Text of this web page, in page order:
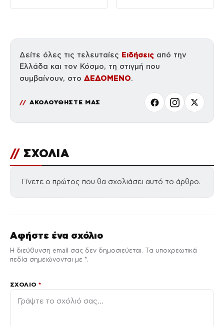
Δείτε όλες τις τελευταίες Ειδήσεις από την
Ελλάδα και τον Κόσμο, τη στιγμή που
συμβαίνουν, στο ΔΕΔΟΜΕΝΟ.
ΑΚΟΛΟΥΘΗΣΤΕ ΜΑΣ
// ΣΧΟΛΙΑ
Γίνετε ο πρώτος που θα σχολιάσει αυτό το άρθρο.
Αφήστε ένα σχόλιο
Η διεύθυνση email σας δεν δημοσιεύεται. Τα υποχρεωτικά
πεδία σημειώνονται με *.
ΣΧΌΛΙΟ*